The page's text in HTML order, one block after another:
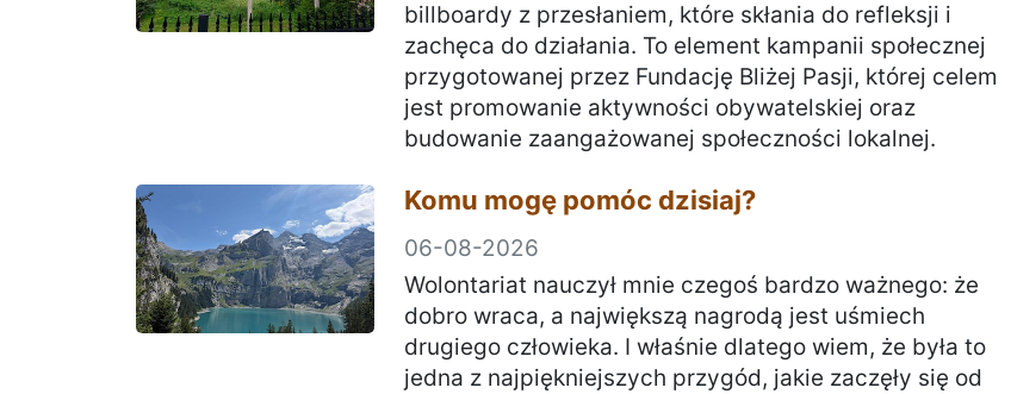
billboardy z przesłaniem, które skłania do refleksji i
zachęca do działania. To element kampanii społecznej
przygotowanej przez Fundację Bliżej Pasji, której celem
jest promowanie aktywności obywatelskiej oraz
budowanie zaangażowanej społeczności lokalnej.
Komu mogę pomóc dzisiaj?
06-08-2026
Wolontariat nauczył mnie czegoś bardzo ważnego: że
dobro wraca, a największą nagrodą jest uśmiech
drugiego człowieka. I właśnie dlatego wiem, że była to
jedna z najpiękniejszych przygód, jakie zaczęły się od